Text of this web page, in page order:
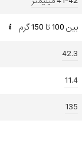
بین 100 تا 150 گرم
42.3
11.4
135